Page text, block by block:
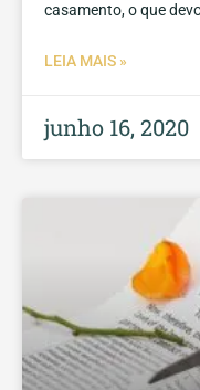
casamento, o que
LEIA MAIS »
junho 16, 2020